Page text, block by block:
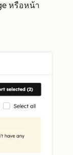
หรือหน้า